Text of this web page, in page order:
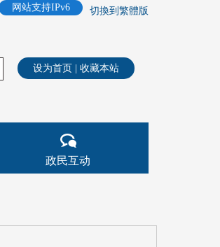
切換到繁體版
网站支持IPv6
设为首页 收藏本站
政民互动